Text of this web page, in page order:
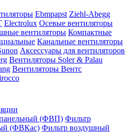
Ebmpapst Ziehl-Abegg
Electrolux Осевые вентиляторы
вентиляторы Компактные
Канальные вентиляторы
Аксессуары для вентиляторов
Вентиляторы Soler & Palau
Вентиляторы Вентс
(ФВП) Фильтр
(ФВКас) Фильтр воздушный